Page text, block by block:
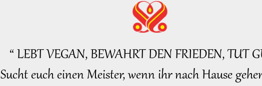
“ LEBT VEGAN, BEWAHRT DEN FRIEDEN, TUT
Sucht euch einen Meister, wenn ihr nach Hause